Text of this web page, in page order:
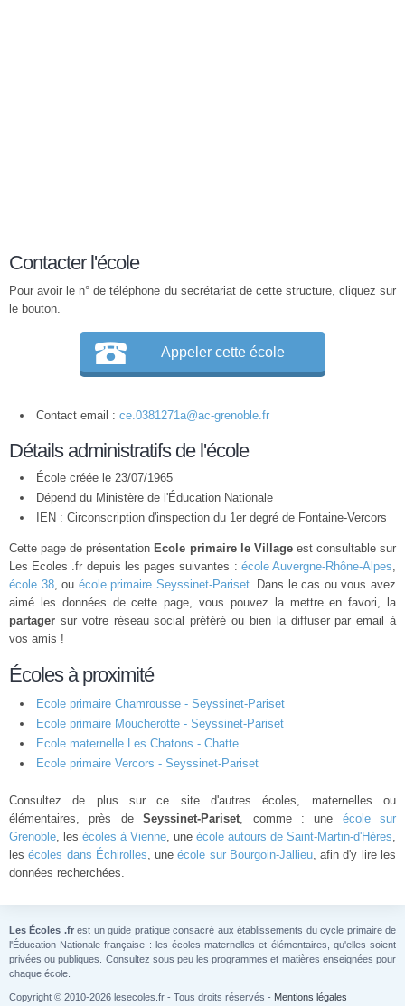
Contacter l'école
Pour avoir le n° de téléphone du secrétariat de cette structure, cliquez sur
le bouton.
Appeler cette école
Contact email : ce.0381271a@ac-grenoble.fr
Détails administratifs de l'école
École créée le 23/07/1965
Dépend du Ministère de l'Éducation Nationale
IEN : Circonscription d'inspection du 1er degré de Fontaine-Vercors
Cette page de présentation Ecole primaire le Villageest consultable sur
Les Ecoles .fr depuis les pages suivantes : école Auvergne-Rhône-Alpes,
école 38, ou école primaire Seyssinet-Pariset. Dans le cas ou vous avez
aimé les données de cette page, vous pouvez la mettre en favori, la
partager sur votre réseau social préféré ou bien la diffuser par email à
vos amis !
Écoles à proximité
Ecole primaire Chamrousse - Seyssinet-Pariset
Ecole primaire Moucherotte - Seyssinet-Pariset
Ecole maternelle Les Chatons - Chatte
Ecole primaire Vercors - Seyssinet-Pariset
Consultez de plus sur ce site d'autres écoles, maternelles ou
élémentaires, près deSeyssinet-Pariset, comme : une école sur
Grenoble, les écoles à Vienne, une école autours de Saint-Martin-d'Hères,
lesécoles dans Échirolles, uneécole sur Bourgoin-Jallieu, afin d'y lire les
données recherchées.
Les Écoles .frest un guide pratique consacré aux établissements du cycle primaire de
l'Éducation Nationale française : les écoles maternelles et élémentaires, qu'elles soient
privées ou publiques. Consultez sous peu les programmes et matières enseignées pour
chaque école.
Copyright © 2010-2026 lesecoles.fr - Tous droits réservés - Mentions légales